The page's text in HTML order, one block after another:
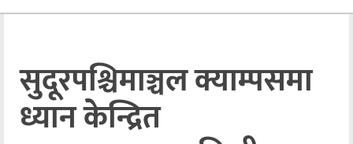
अन्तराष्ट्रिय
अन्तर्वार्ता
सुदूरपश्चिमाञ्चल क्याम्पसमा
ध्यान केन्द्रित